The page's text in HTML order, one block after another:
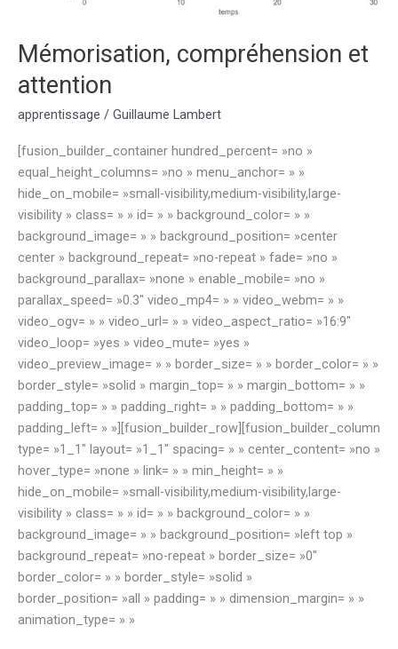
Mémorisation, compréhension et
attention
apprentissage / Guillaume Lambert
[fusion_builder_container hundred_percent= »no »
equal_height_columns= »no » menu_anchor= » »
hide_on_mobile= »small-visibility,medium-visibility,large-
visibility » class= » » id= » » background_color= » »
background_image= » » background_position= »center
center » background_repeat= »no-repeat » fade= »no »
background_parallax= »none » enable_mobile= »no »
parallax_speed= »0.3″ video_mp4= » » video_webm= » »
video_ogv= » » video_url= » » video_aspect_ratio= »16:9″
video_loop= »yes » video_mute= »yes »
video_preview_image= » » border_size= » » border_color= » »
border_style= »solid » margin_top= » » margin_bottom= » »
padding_top= » » padding_right= » » padding_bottom= » »
padding_left= » »][fusion_builder_row][fusion_builder_column
type= »1_1″ layout= »1_1″ spacing= » » center_content= »no »
hover_type= »none » link= » » min_height= » »
hide_on_mobile= »small-visibility,medium-visibility,large-
visibility » class= » » id= » » background_color= » »
background_image= » » background_position= »left top »
background_repeat= »no-repeat » border_size= »0″
border_color= » » border_style= »solid »
border_position= »all » padding= » » dimension_margin= » »
animation_type= » »